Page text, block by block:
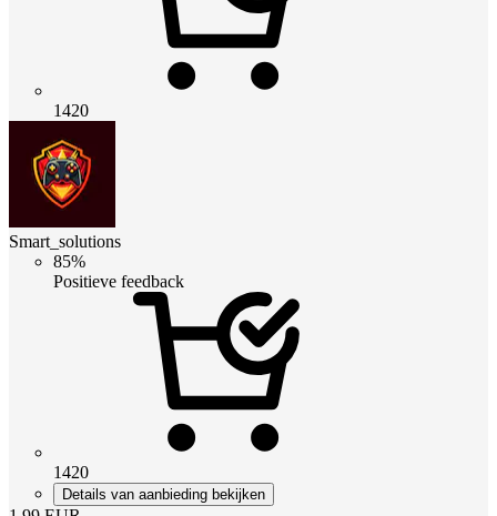
1420
Smart_solutions
85%
Positieve feedback
1420
Details van aanbieding bekijken